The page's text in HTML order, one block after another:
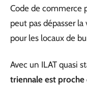
Code de commerce
peut pas dépasser la
pour les locaux de
Avec un ILAT quasi
triennale est proche